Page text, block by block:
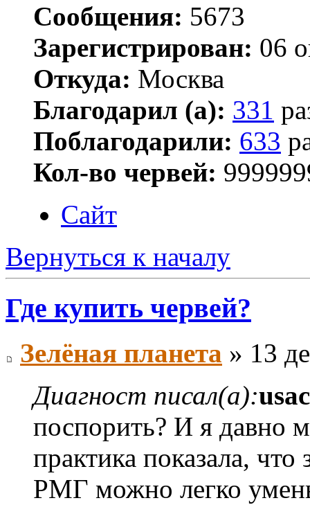
Сообщения: 5673
Зарегистрирован: 06
Откуда: Москва
Благодарил (а): 331
Поблагодарили: 633
Кол-во червей:
Сайт
Вернуться к началу
Где купить червей?
Зелёная планета » 13
Диагност писал(а):
поспорить? И я давно
практика показала,
РМГ можно легко